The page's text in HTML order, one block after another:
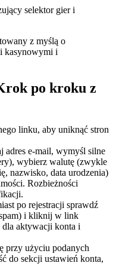
z myślą o
kasynowymi i
po kroku z
linku, aby uniknąć stron
adres e-mail, wymyśl silne
wybierz walutę (zwykle
nazwisko, data urodzenia)
Rozbieżności
po rejestracji sprawdź
i kliknij w link
aktywacji konta i
przy użyciu podanych
do sekcji ustawień konta,